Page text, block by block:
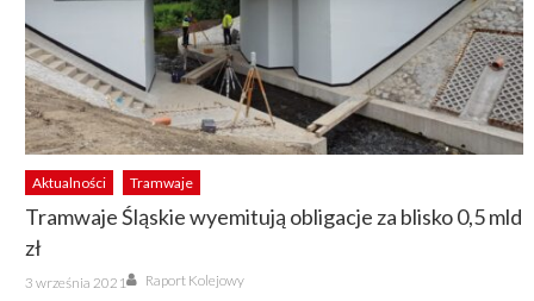
Aktualności Tramwaje
Tramwaje Śląskie wyemitują obligacje za blisko 0,5 mld
zł
Posted
on
3 września 2021 Author
Raport Kolejowy